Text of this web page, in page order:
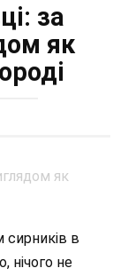
за
як
сирників в
нічого не